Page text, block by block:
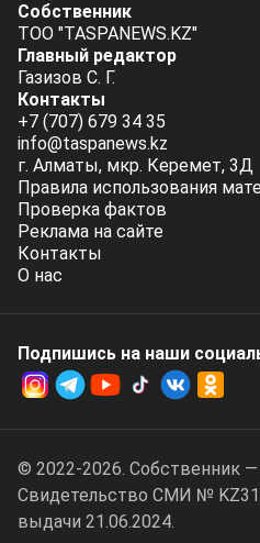
Собственник
ТОО "TASPANEWS.KZ"
Главный редактор
Газизов С. Г.
Контакты
+7 (707) 679 34 35
info@taspanews.kz
г. Алматы, мкр. Керемет, 3Д
Правила использования
Проверка фактов
Реклама на сайте
Контакты
О нас
Подпишись на наши
© 2022-2026. Собственник —
Cвидетельство СМИ №
выдачи 21.06.2024.